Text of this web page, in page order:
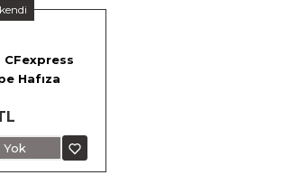
CFexpress
Hafıza